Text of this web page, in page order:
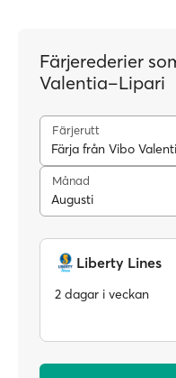
Färjerederier
Valentia–Lipari
Färjerutt
Färja från Vibo
Månad
Augusti
Liberty Lines
2 dagar i veckan